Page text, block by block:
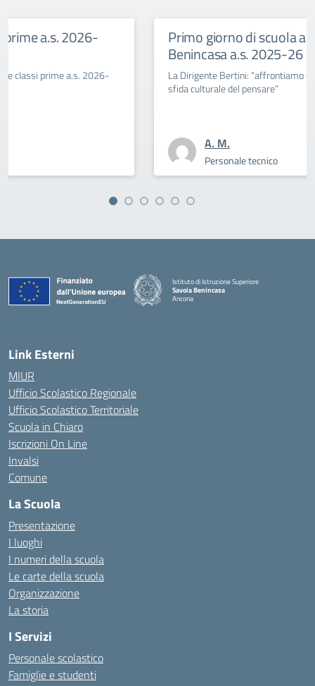
2026-
Primo giorno di scuola al Savoia
Benincasa a.s. 2025-26
La Dirigente Bertini: “affrontiamo con coraggio la
sfida culturale del pensare”
Personale tecnico
Istituto di Istruzione Superiore
Savoia Benincasa
Ancona
Link Esterni
MIUR
Ufficio Scolastico Regionale
Ufficio Scolastico Territoriale
Scuola in Chiaro
Iscrizioni On Line
Invalsi
Comune
La Scuola
Presentazione
I luoghi
I numeri della scuola
Le carte della scuola
Organizzazione
La storia
I Servizi
Personale scolastico
Famiglie e studenti